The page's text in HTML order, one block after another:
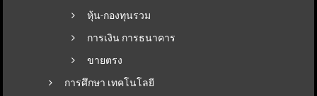
หุ้น-กองทุนรวม
การเงิน การธนาคาร
ขายตรง
การศึกษา เทคโนโลยี